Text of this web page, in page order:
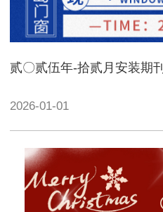
贰〇贰伍年-拾贰月安装期刊
2026-01-01